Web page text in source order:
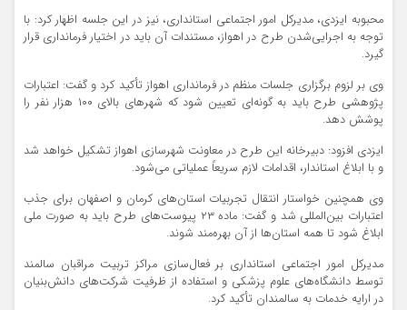
محبوبه ایزدی، مدیرکل امور اجتماعی استانداری، نیز در این جلسه اظهار کرد: با
توجه به اجرایی‌شدن طرح در اهواز، مستندات آن باید در اختیار فرمانداری قرار
گیرد.
وی بر لزوم برگزاری جلسات منظم در فرمانداری اهواز تأکید کرد و گفت: اعتبارات
پژوهشی طرح باید به گونه‌ای تعیین شود که شهرهای بالای ۱۰۰ هزار نفر را
پوشش دهد.
ایزدی افزود: دبیرخانه این طرح در معاونت شهرسازی اهواز تشکیل خواهد شد
و با ابلاغ استاندار، اقدامات لازم سریعاً عملیاتی می‌شود.
وی همچنین خواستار انتقال تجربیات استان‌های کرمان و اصفهان برای جذب
اعتبارات بین‌المللی شد و گفت: ماده ۲۳ پیوست‌های طرح باید به صورت ملی
ابلاغ شود تا همه استان‌ها از آن بهره‌مند شوند.
مدیرکل امور اجتماعی استانداری بر فعال‌سازی مراکز تربیت مراقبان سالمند
توسط دانشگاه‌های علوم پزشکی و استفاده از ظرفیت شرکت‌های دانش‌بنیان
در ارایه خدمات به سالمندان تأکید کرد.